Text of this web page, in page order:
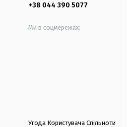
+38 044 390 5077
Ми в соцмережах:
Угода Користувача Спільноти